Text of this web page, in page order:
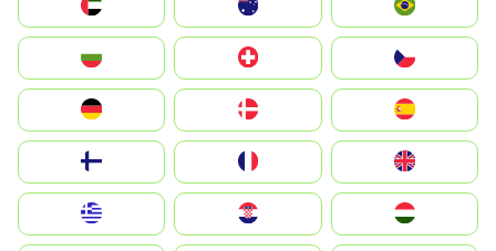
الإمارات العربية المتحدة
Switzerland
Deutschland
United Kingdom
Magyarország